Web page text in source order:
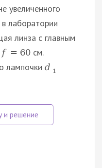
увеличенного
лаборатории
линза c главным
f = 60 см.
лампочки d 1